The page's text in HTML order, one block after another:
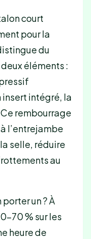
court
pour la
du
éléments :
insert intégré, la
rembourrage
l’entrejambe
selle, réduire
au
un ? À
70 % sur les
heure de